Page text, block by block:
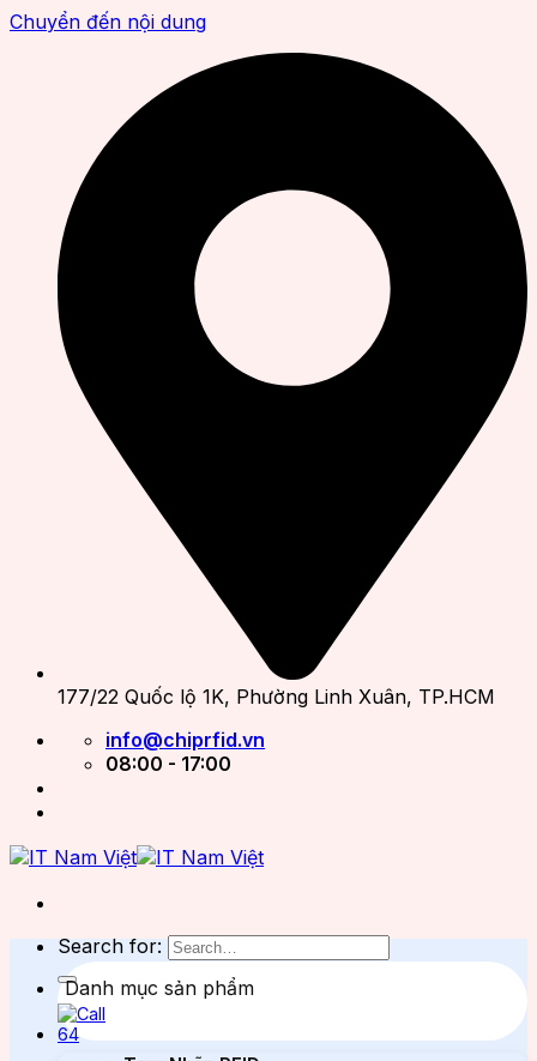
Chuyển đến nội dung
177/22 Quốc lộ 1K, Phường Linh Xuân, TP.HCM
info@chiprfid.vn
08:00 - 17:00
Search for:
Danh mục sản phẩm